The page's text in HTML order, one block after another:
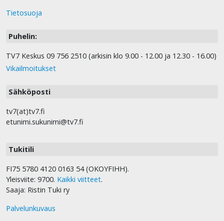
Tietosuoja
Puhelin:
TV7 Keskus 09 756 2510 (arkisin klo 9.00 - 12.00 ja 12.30 - 16.00)
Vikailmoitukset
Sähköposti
tv7(at)tv7.fi
etunimi.sukunimi@tv7.fi
Tukitili
FI75 5780 4120 0163 54 (OKOYFIHH).
Yleisviite: 9700. Kaikki viitteet.
Saaja: Ristin Tuki ry
Palvelunkuvaus